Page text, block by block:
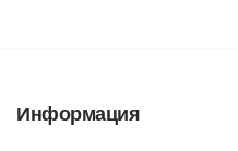
Информация